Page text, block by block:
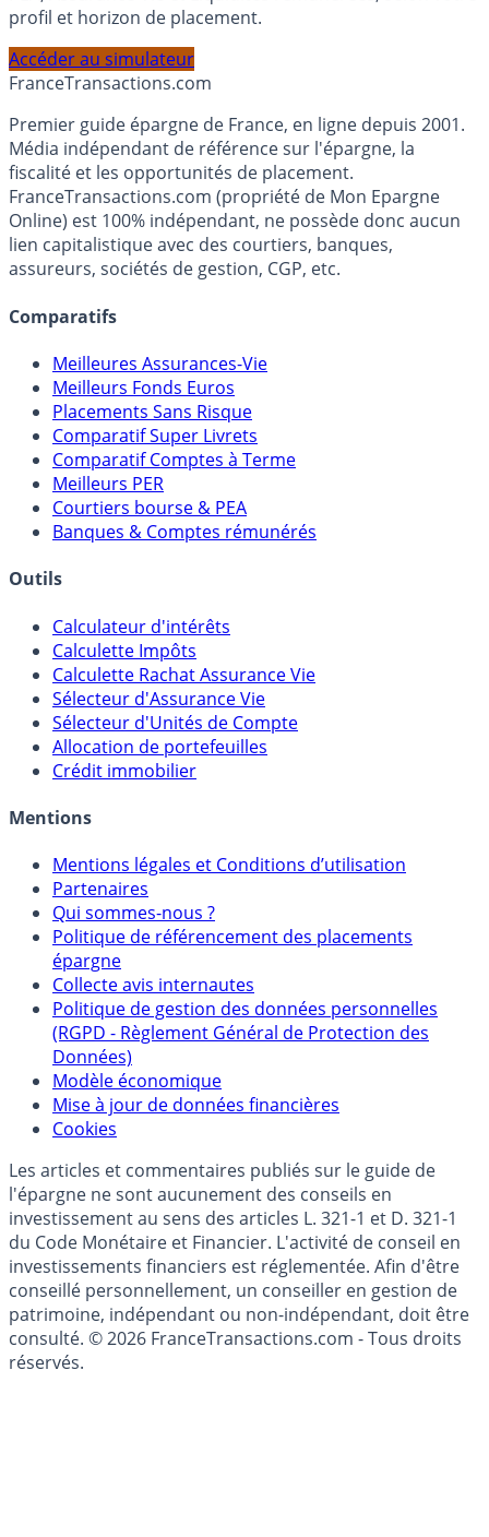
Calculez la répartition théorique de votre capital entre
profil et horizon de placement.
FranceTransactions.com
Premier guide épargne de France, en ligne depuis 2001.
Média indépendant de référence sur l'épargne, la
fiscalité et les opportunités de placement.
FranceTransactions.com (propriété de Mon Epargne
Online) est 100% indépendant, ne possède donc aucun
assureurs, sociétés de gestion, CGP, etc.
Comparatifs
Meilleures Assurances-Vie
Meilleurs Fonds Euros
Placements Sans Risque
Comparatif Super Livrets
Comparatif Comptes à Terme
Meilleurs PER
Banques & Comptes rémunérés
Outils
Calculateur d'intérêts
Calculette Impôts
Calculette Rachat Assurance Vie
Sélecteur d'Assurance Vie
Sélecteur d'Unités de Compte
Crédit immobilier
Mentions
Mentions légales et Conditions d’utilisation
Partenaires
Qui sommes-nous ?
Politique de référencement des placements
épargne
Collecte avis internautes
Politique de gestion des données personnelles
(RGPD - Règlement Général de Protection des
Données)
Modèle économique
Cookies
Les articles et commentaires publiés sur le guide de
l'épargne ne sont aucunement des conseils en
investissement au sens des articles L. 321-1 et D. 321-1
du Code Monétaire et Financier. L'activité de conseil en
investissements financiers est réglementée. Afin d'être
conseillé personnellement, un conseiller en gestion de
patrimoine, indépendant ou non-indépendant, doit être